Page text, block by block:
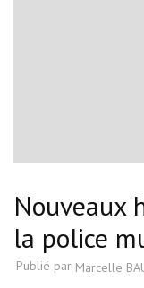
Nouveaux
la police
Publié par Marcelle